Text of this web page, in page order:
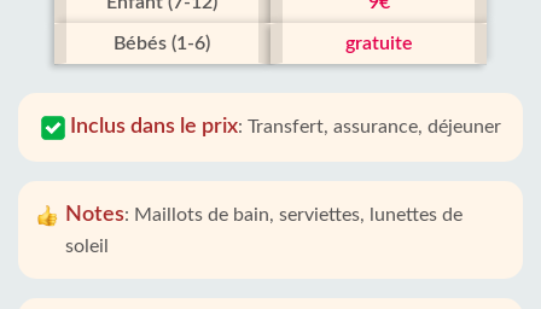
Bébés (1-6) gratuite
Inclus dans le prix: Transfert, assurance, déjeuner
Notes: Maillots de bain, serviettes, lunettes de
soleil